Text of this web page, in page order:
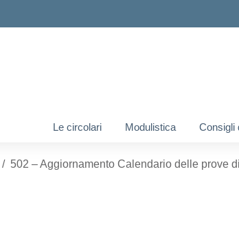
Le circolari Modulistica Consigli
502 – Aggiornamento Calendario delle prove